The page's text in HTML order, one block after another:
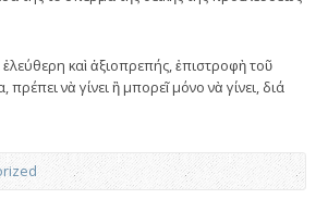
καὶ ἀξιοπρεπής, ἐπιστροφὴ τοῦ
νὰ γίνει ἢ μπορεῖ μόνο νὰ γίνει, διά